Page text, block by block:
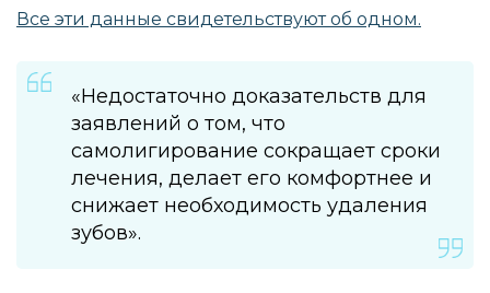
Все эти данные свидетельствуют об одном.
«Недостаточно доказательств для
заявлений о том, что
самолигирование сокращает сроки
лечения, делает его комфортнее и
снижает необходимость удаления
зубов».